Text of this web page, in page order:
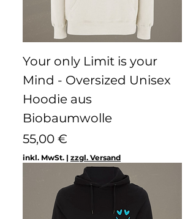
Your only Limit is your
Mind - Oversized Unisex
Hoodie aus
Biobaumwolle
Preis
55,00 €
inkl. MwSt. | zzgl. Versand